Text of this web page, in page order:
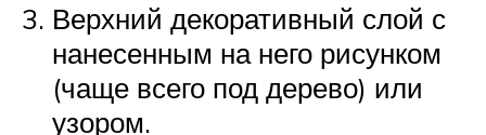
Верхний декоративный слой с
нанесенным на него рисунком
(чаще всего под дерево) или
узором.